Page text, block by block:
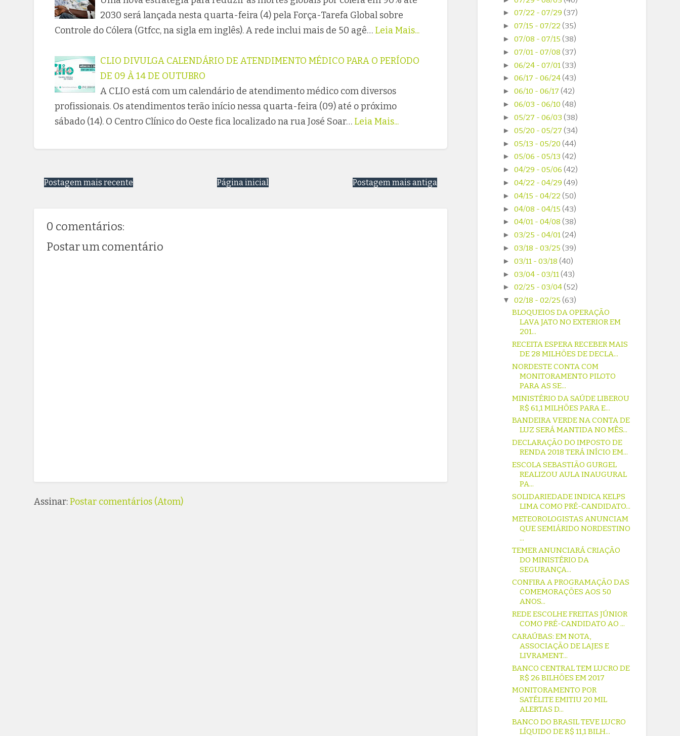
2030 será lançada nesta quarta-feira (4) pela Força-Tarefa Global sobre
Controle do Cólera (Gtfcc, na sigla em inglês). A rede inclui mais de 50 agê… Leia Mais...
CLIO DIVULGA CALENDÁRIO DE ATENDIMENTO MÉDICO PARA O PERÍODO
DE 09 À 14 DE OUTUBRO
A CLIO está com um calendário de atendimento médico com diversos
profissionais. Os atendimentos terão início nessa quarta-feira (09) até o próximo
sábado (14). O Centro Clínico do Oeste fica localizado na rua José Soar… Leia Mais...
Postagem mais recente Postagem mais antiga
Página inicial
0 comentários:
Postar um comentário
Assinar:Postar comentários (Atom)
► 07/22 - 07/29 (37)
► 07/15 - 07/22 (35)
► 07/08 - 07/15 (38)
► 07/01 - 07/08 (37)
► 06/24 - 07/01(33)
► 06/17 - 06/24(43)
► 06/10 - 06/17 (42)
► 06/03 - 06/10 (48)
► 05/27 - 06/03 (38)
► 05/20 - 05/27 (34)
► 05/13 - 05/20 (44)
► 05/06 - 05/13 (42)
► 04/29 - 05/06 (42)
► 04/22 - 04/29 (49)
► 04/15 - 04/22 (50)
► 04/08 - 04/15 (43)
► 04/01 - 04/08 (38)
► 03/25 - 04/01(24)
► 03/18 - 03/25 (39)
► 03/11 - 03/18 (40)
► 03/04 - 03/11(43)
► 02/25 - 03/04(52)
▼ 02/18 - 02/25 (63)
BLOQUEIOS DA OPERAÇÃO
LAVA JATO NO EXTERIOR EM
201...
RECEITA ESPERA RECEBER MAIS
DE 28 MILHÕES DE DECLA...
NORDESTE CONTA COM
MONITORAMENTO PILOTO
PARA AS SE...
MINISTÉRIO DA SAÚDE LIBEROU
R$ 61,1 MILHÕES PARA E...
BANDEIRA VERDE NA CONTA DE
LUZ SERÁ MANTIDA NO MÊS...
DECLARAÇÃO DO IMPOSTO DE
RENDA 2018 TERÁ INÍCIO EM...
ESCOLA SEBASTIÃO GURGEL
REALIZOU AULA INAUGURAL
PA...
SOLIDARIEDADE INDICA KELPS
LIMA COMO PRÉ-CANDIDATO...
METEOROLOGISTAS ANUNCIAM
QUE SEMIÁRIDO NORDESTINO
...
TEMER ANUNCIARÁ CRIAÇÃO
DO MINISTÉRIO DA
SEGURANÇA...
CONFIRA A PROGRAMAÇÃO DAS
COMEMORAÇÕES AOS 50
ANOS...
REDE ESCOLHE FREITAS JÚNIOR
COMO PRÉ-CANDIDATO AO ...
CARAÚBAS: EM NOTA,
ASSOCIAÇÃO DE LAJES E
LIVRAMENT...
BANCO CENTRAL TEM LUCRO DE
R$ 26 BILHÕES EM 2017
MONITORAMENTO POR
SATÉLITE EMITIU 20 MIL
ALERTAS D...
BANCO DO BRASIL TEVE LUCRO
LÍQUIDO DE R$ 11,1 BILH...